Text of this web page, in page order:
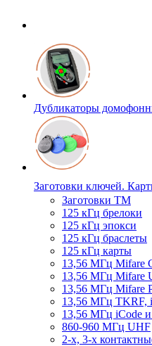
Дубликаторы
Заготовки ключей.
Заготовки ТМ
125 кГц брелоки
125 кГц эпокси
125 кГц браслеты
125 кГц карты
13,56 МГц Mifare
13,56 МГц Mifare
13,56 МГц Mifare
13,56 МГц TKRF,
13,56 МГц iCode и
860-960 МГц UHF
2-х, 3-х